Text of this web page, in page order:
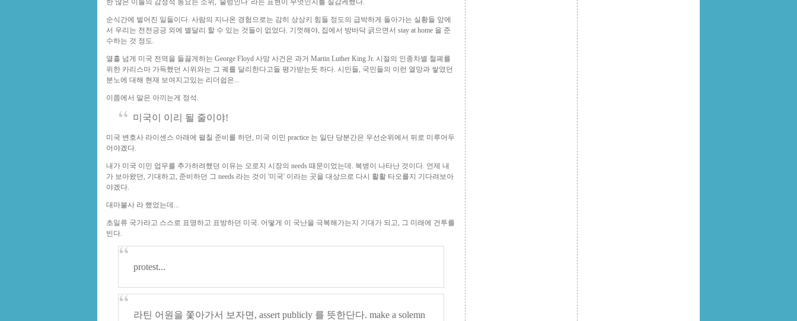
한 많은 이들의 감정적 동요는 소위, '술렁인다' 라는 표현이 무엇인지를 실감케했다.
순식간에 벌어진 일들이다. 사람의 지나온 경험으로는 감히 상상키 힘들 정도의 급박하게 돌아가는 실황들 앞에
서 우리는 전전긍긍 외에 별달리 할 수 있는 것들이 없었다. 기껏해야, 집에서 방바닥 긁으면서 stay at home 을 준
수하는 것 정도.
열흘 넘게 미국 전역을 들끓게하는 George Floyd 사망 사건은 과거 Martin Luther King Jr. 시절의 인종차별 철폐를
위한 카리스마 가득했던 시위와는 그 궤를 달리한다고들 평가받는듯 하다. 시민들, 국민들의 이런 열망과 쌓였던
분노에 대해 현재 보여지고있는 리더쉽은...
이쯤에서 말은 아끼는게 정석.
미국이 이리 될 줄이야!
미국 변호사 라이센스 아래에 펼칠 준비를 하던, 미국 이민 practice 는 일단 당분간은 우선순위에서 뒤로 미루어두
어야겠다.
내가 미국 이민 업무를 추가하려했던 이유는 오로지 시장의 needs 때문이었는데. 복병이 나타난 것이다. 언제 내
가 보아왔던, 기대하고, 준비하던 그 needs 라는 것이 '미국' 이라는 곳을 대상으로 다시 활활 타오를지 기다려보아
야겠다.
대마불사 라 했었는데...
초일류 국가라고 스스로 표명하고 표방하던 미국. 어떻게 이 국난을 극복해가는지 기대가 되고, 그 미래에 건투를
빈다.
protest...
라틴 어원을 쫓아가서 보자면, assert publicly 를 뜻한단다. make a solemn